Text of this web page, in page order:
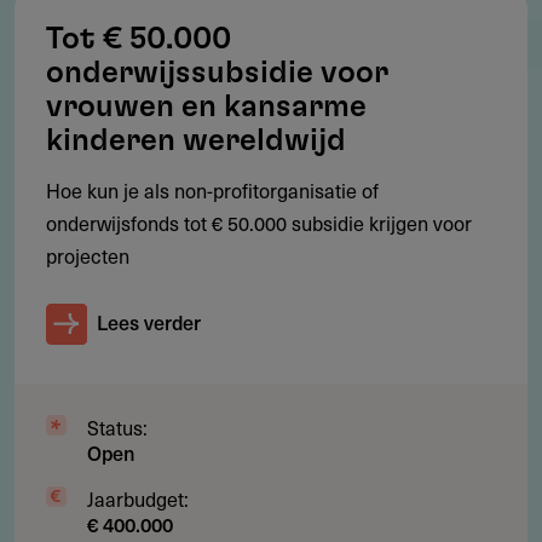
wereldwijde educatieve netwerken.
Projecten buiten deze regio’s komen in aanmerking mits
ze bijdragen aan de doelstellingen van de Foundation.
Voorwaarden
Project moet bijdragen aan één van de vier thema’s
Transparante financiële verslaglegging verplicht
Restricties
Tot € 50.000
onderwijssubsidie voor
vrouwen en kansarme
kinderen wereldwijd
Hoe kun je als non-profitorganisatie of
onderwijsfonds tot € 50.000 subsidie krijgen voor
projecten
Lees verder
Status:
Open
Jaarbudget:
€ 400.000